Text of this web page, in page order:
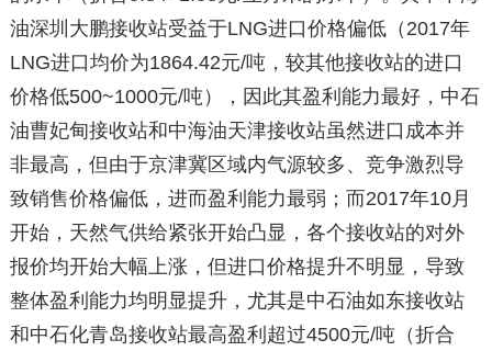
油深圳大鹏接收站受益于LNG进口价格偏低（2017年
LNG进口均价为1864.42元/吨，较其他接收站的进口
价格低500~1000元/吨），因此其盈利能力最好，中石
油曹妃甸接收站和中海油天津接收站虽然进口成本并
非最高，但由于京津冀区域内气源较多、竞争激烈导
致销售价格偏低，进而盈利能力最弱；而2017年10月
开始，天然气供给紧张开始凸显，各个接收站的对外
报价均开始大幅上涨，但进口价格提升不明显，导致
整体盈利能力均明显提升，尤其是中石油如东接收站
和中石化青岛接收站最高盈利超过4500元/吨（折合